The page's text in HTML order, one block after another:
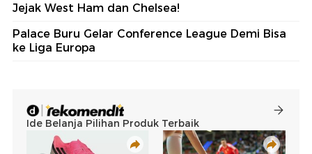
Jejak West Ham dan Chelsea!
Palace Buru Gelar Conference League Demi Bisa
ke Liga Europa